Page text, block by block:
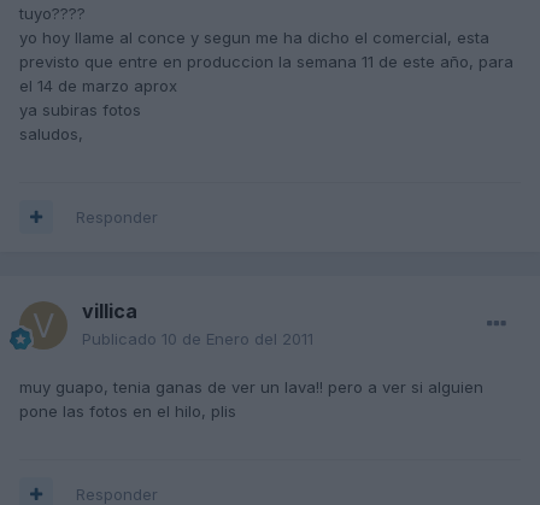
tuyo????
yo hoy llame al conce y segun me ha dicho el comercial, esta
previsto que entre en produccion la semana 11 de este año, para
el 14 de marzo aprox
ya subiras fotos
saludos,
Responder
villica
Publicado 10 de Enero del 2011
muy guapo, tenia ganas de ver un lava!! pero a ver si alguien
pone las fotos en el hilo, plis
Responder